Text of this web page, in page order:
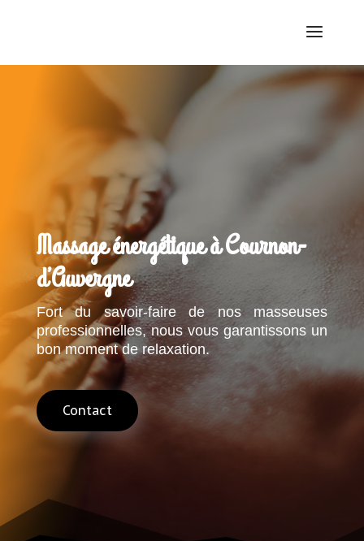
Massage énergétique à Cournon-
d’Auvergne
Fort du savoir-faire de nos masseuses
professionnelles, nous vous garantissons un
bon moment de relaxation.
Contact